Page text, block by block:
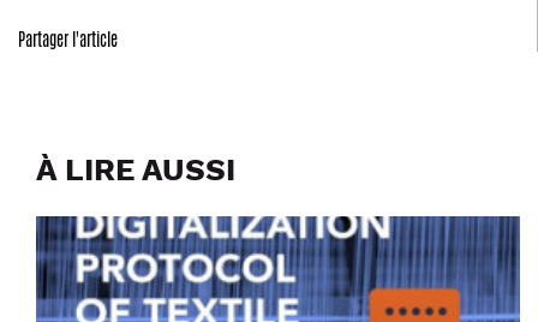
Partager l'article
À LIRE AUSSI